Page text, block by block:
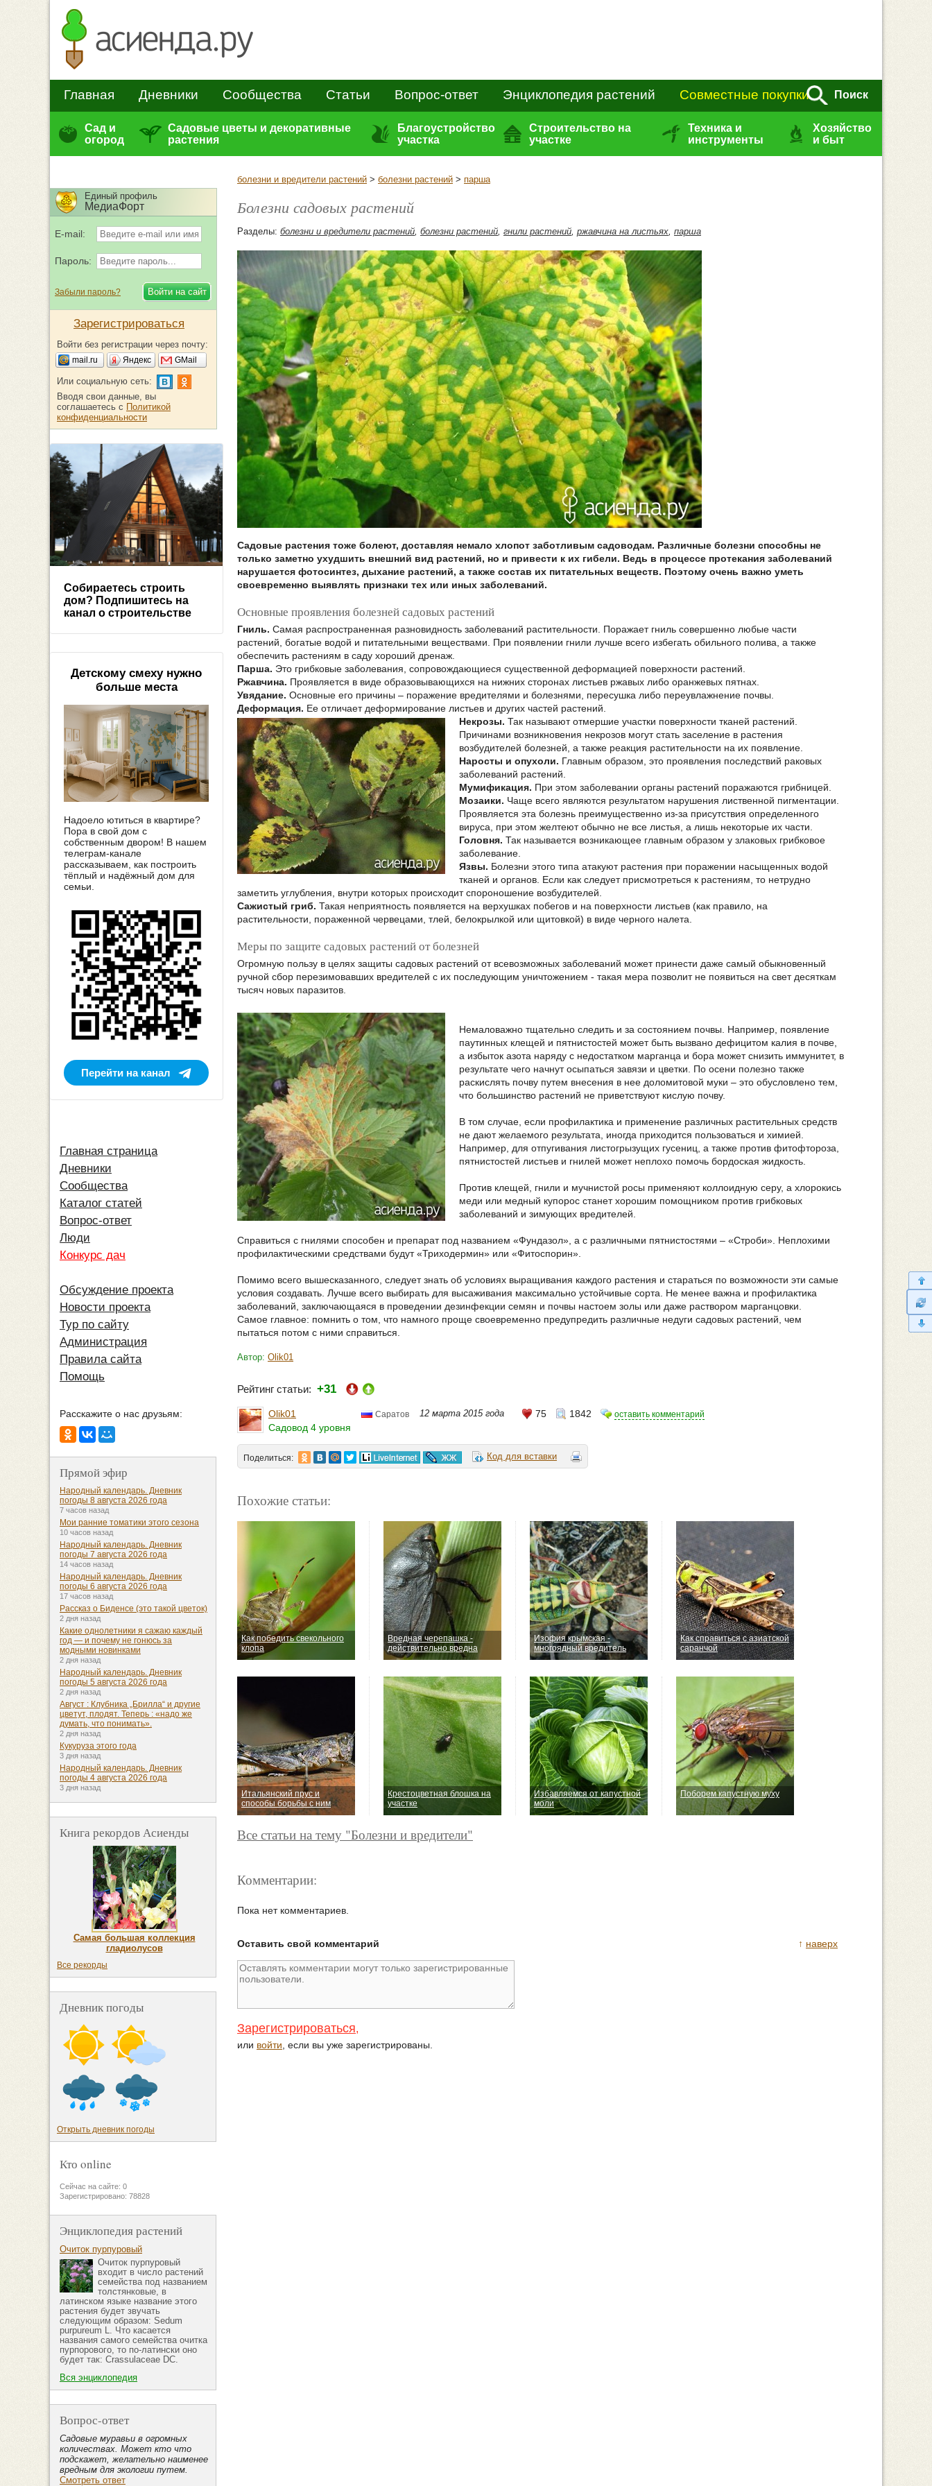
Главная Дневники Сообщества Статьи Вопрос-ответ Энциклопедия растений Совместные покупки Поиск
Сад и
огород
Садовые цветы и декоративные
растения
Благоустройство
участка
Строительство на
участке
Техника и
инструменты
Хозяйство
и быт
болезни и вредители растений > болезни растений > парша
Болезни садовых растений
Разделы: болезни и вредители растений, болезни растений, гнили растений, ржавчина на листьях, парша
Садовые растения тоже болеют, доставляя немало хлопот заботливым садоводам. Различные болезни способны не
только заметно ухудшить внешний вид растений, но и привести к их гибели. Ведь в процессе протекания заболеваний
нарушается фотосинтез, дыхание растений, а также состав их питательных веществ. Поэтому очень важно уметь
своевременно выявлять признаки тех или иных заболеваний.
Основные проявления болезней садовых растений
Гниль. Самая распространенная разновидность заболеваний растительности. Поражает гниль совершенно любые части
растений, богатые водой и питательными веществами. При появлении гнили лучше всего избегать обильного полива, а также
обеспечить растениям в саду хороший дренаж.
Парша. Это грибковые заболевания, сопровождающиеся существенной деформацией поверхности растений.
Ржавчина. Проявляется в виде образовывающихся на нижних сторонах листьев ржавых либо оранжевых пятнах.
Увядание. Основные его причины – поражение вредителями и болезнями, пересушка либо переувлажнение почвы.
Деформация. Ее отличает деформирование листьев и других частей растений.
Некрозы. Так называют отмершие участки поверхности тканей растений.
Причинами возникновения некрозов могут стать заселение в растения
возбудителей болезней, а также реакция растительности на их появление.
Наросты и опухоли. Главным образом, это проявления последствий раковых
заболеваний растений.
Мумификация. При этом заболевании органы растений поражаются грибницей.
Мозаики. Чаще всего являются результатом нарушения лиственной пигментации.
Проявляется эта болезнь преимущественно из-за присутствия определенного
вируса, при этом желтеют обычно не все листья, а лишь некоторые их части.
Головня. Так называется возникающее главным образом у злаковых грибковое
заболевание.
Язвы. Болезни этого типа атакуют растения при поражении насыщенных водой
тканей и органов. Если как следует присмотреться к растениям, то нетрудно
заметить углубления, внутри которых происходит спороношение возбудителей.
Сажистый гриб. Такая неприятность появляется на верхушках побегов и на поверхности листьев (как правило, на
растительности, пораженной червецами, тлей, белокрылкой или щитовкой) в виде черного налета.
Меры по защите садовых растений от болезней
Огромную пользу в целях защиты садовых растений от всевозможных заболеваний может принести даже самый обыкновенный
ручной сбор перезимовавших вредителей с их последующим уничтожением - такая мера позволит не появиться на свет десяткам
тысяч новых паразитов.
Немаловажно тщательно следить и за состоянием почвы. Например, появление
паутинных клещей и пятнистостей может быть вызвано дефицитом калия в почве,
а избыток азота наряду с недостатком марганца и бора может снизить иммунитет, в
результате чего начнут осыпаться завязи и цветки. По осени полезно также
раскислять почву путем внесения в нее доломитовой муки – это обусловлено тем,
что большинство растений не приветствуют кислую почву.
В том случае, если профилактика и применение различных растительных средств
не дают желаемого результата, иногда приходится пользоваться и химией.
Например, для отпугивания листогрызущих гусениц, а также против фитофтороза,
пятнистостей листьев и гнилей может неплохо помочь бордоская жидкость.
Против клещей, гнили и мучнистой росы применяют коллоидную серу, а хлорокись
меди или медный купорос станет хорошим помощником против грибковых
заболеваний и зимующих вредителей.
Справиться с гнилями способен и препарат под названием «Фундазол», а с различными пятнистостями – «Строби». Неплохими
профилактическими средствами будут «Триходермин» или «Фитоспорин».
Помимо всего вышесказанного, следует знать об условиях выращивания каждого растения и стараться по возможности эти самые
условия создавать. Лучше всего выбирать для высаживания максимально устойчивые сорта. Не менее важна и профилактика
заболеваний, заключающаяся в проведении дезинфекции семян и почвы настоем золы или даже раствором марганцовки.
Самое главное: помнить о том, что намного проще своевременно предупредить различные недуги садовых растений, чем
пытаться потом с ними справиться.
Автор: Olik01
Рейтинг статьи: +31
Olik01
Садовод 4 уровня
Саратов 12 марта 2015 года 75 1842 оставить комментарий
Поделиться: Код для вставки
Похожие статьи:
Как победить свекольного
клопа
Вредная черепашка -
действительно вредна
Изофия крымская -
многоядный вредитель
Как справиться с азиатской
саранчой
Итальянский прус и
способы борьбы с ним
Крестоцветная блошка на
участке
Избавляемся от капустной
моли
Поборем капустную муху
Все статьи на тему "Болезни и вредители"
Комментарии:
Пока нет комментариев.
↑ наверх
Оставить свой комментарий
Зарегистрироваться,
или войти , если вы уже зарегистрированы.
Единый профиль
МедиаФорт
E-mail:
Пароль:
Забыли пароль?
Зарегистрироваться
Войти без регистрации через почту:
mail.ru Яндекс GMail
Или социальную сеть:
Вводя свои данные, вы
соглашаетесь с Политикой
конфиденциальности
Собираетесь строить
дом? Подпишитесь на
канал о строительстве
Детскому смеху нужно
больше места
Надоело ютиться в квартире?
Пора в свой дом с
собственным двором! В нашем
телеграм-канале
рассказываем, как построить
тёплый и надёжный дом для
семьи.
Перейти на канал
Главная страница
Дневники
Сообщества
Каталог статей
Вопрос-ответ
Люди
Конкурс дач
Обсуждение проекта
Новости проекта
Тур по сайту
Администрация
Правила сайта
Помощь
Расскажите о нас друзьям:
Прямой эфир
Народный календарь. Дневник
погоды 8 августа 2026 года
7 часов назад
Мои ранние томатики этого сезона
10 часов назад
Народный календарь. Дневник
погоды 7 августа 2026 года
14 часов назад
Народный календарь. Дневник
погоды 6 августа 2026 года
17 часов назад
Рассказ о Биденсе (это такой цветок)
2 дня назад
Какие однолетники я сажаю каждый
год — и почему не гонюсь за
модными новинками
2 дня назад
Народный календарь. Дневник
погоды 5 августа 2026 года
2 дня назад
Август : Клубника „Брилла“ и другие
цветут, плодят. Теперь : «надо же
думать, что понимать».
2 дня назад
Кукуруза этого года
3 дня назад
Народный календарь. Дневник
погоды 4 августа 2026 года
3 дня назад
Книга рекордов Асиенды
Самая большая коллекция
гладиолусов
Все рекорды
Дневник погоды
Открыть дневник погоды
Кто online
Сейчас на сайте: 0
Зарегистрировано: 78828
Энциклопедия растений
Очиток пурпуровый
Очиток пурпуровый
входит в число растений
семейства под названием
толстянковые, в
латинском языке название этого
растения будет звучать
следующим образом: Sedum
purpureum L. Что касается
названия самого семейства очитка
пурпорового, то по-латински оно
будет так: Crassulaceae DC.
Вся энциклопедия
Вопрос-ответ
Садовые муравьи в огромных
количествах. Может кто что
подскажет, желательно наименее
вредным для экологии путем.
Смотреть ответ